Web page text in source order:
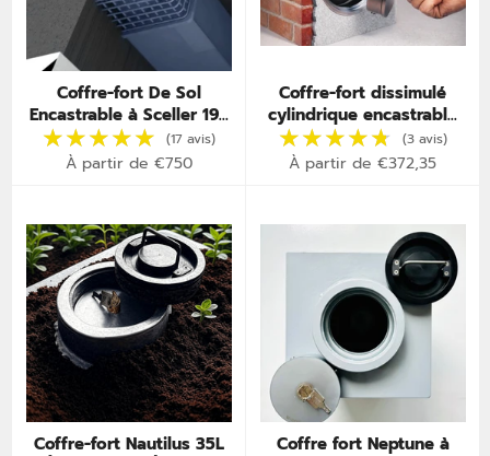
Coffre-fort De Sol
Encastrable à Sceller 19L
– Certifié A2P – Invisible
sous Parquet
À partir de €750
Coffre-fort dissimulé
cylindrique encastrable
dans mur – Cache murale
secrète
À partir de €372,35
Coffre-fort Nautilus 35L
Coffre fort Neptune à